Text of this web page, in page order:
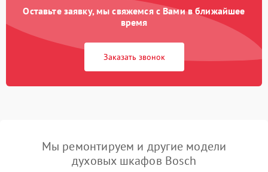
Оставьте заявку, мы свяжемся с Вами в ближайшее
время
Заказать звонок
Мы ремонтируем и другие модели
духовых шкафов Bosch